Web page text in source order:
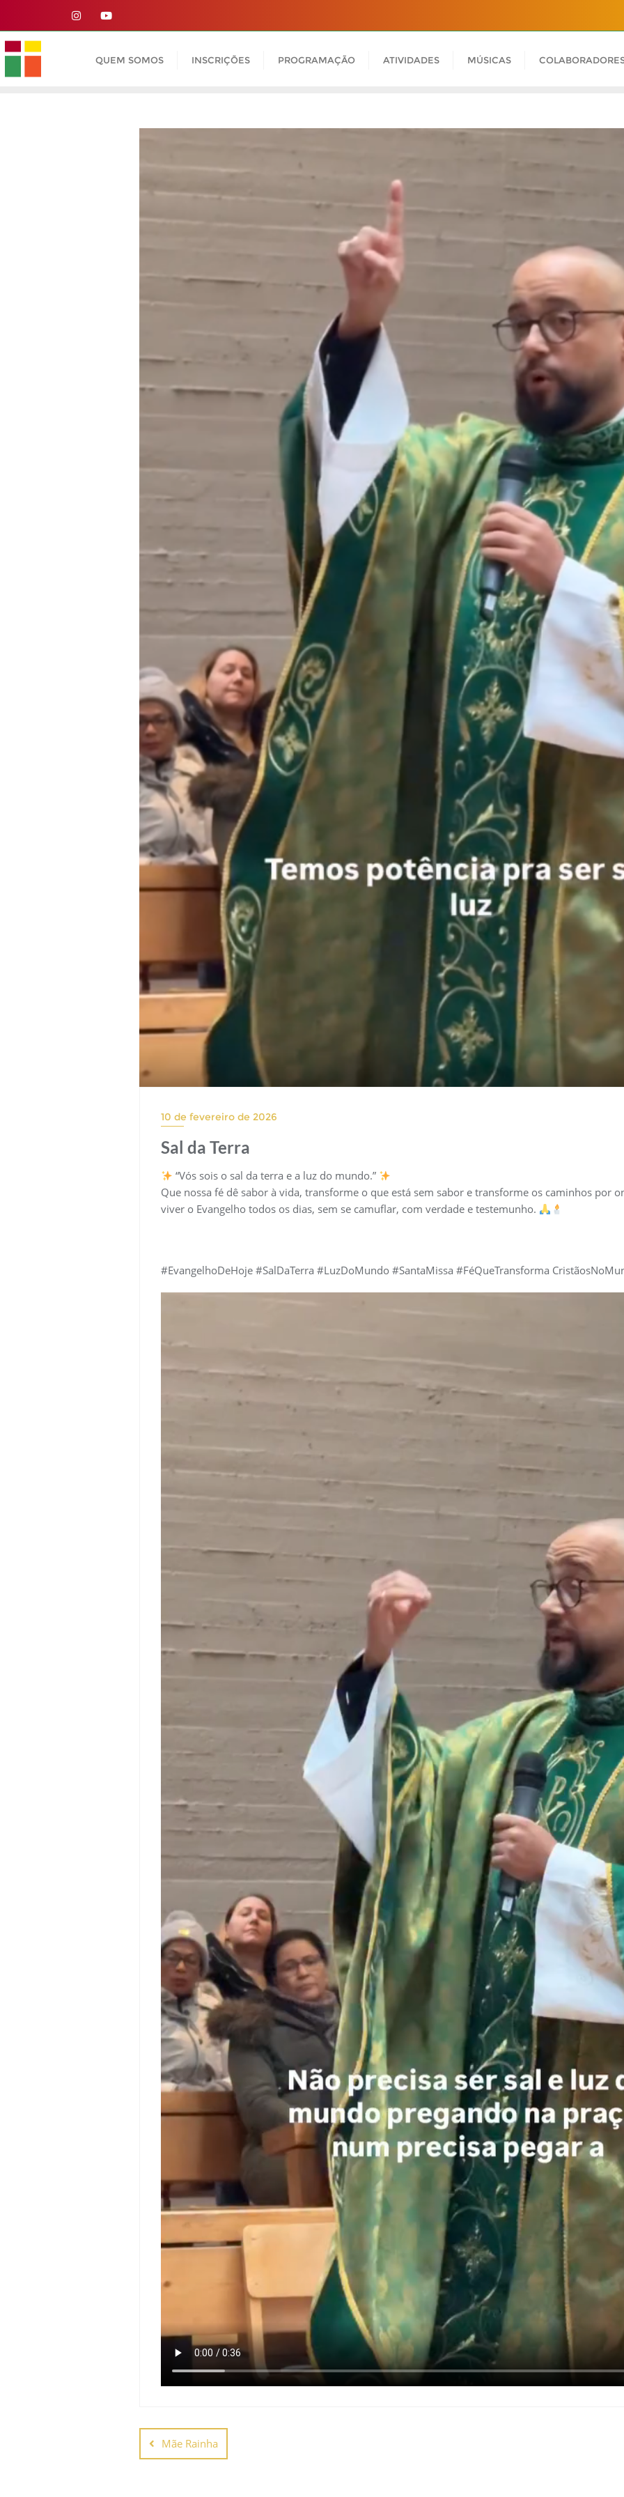
content
QUEM SOMOS INSCRIÇÕES PROGRAMAÇÃO ATIVIDADES MÚSICAS
10 de fevereiro de 2026
Sal da Terra
“Vós sois o sal da terra e a luz do mundo.”
Que nossa fé dê sabor à vida, transforme o que está sem sabor e transforme os caminhos por
viver o Evangelho todos os dias, sem se camuflar, com verdade e testemunho.
#EvangelhoDeHoje #SalDaTerra #LuzDoMundo #SantaMissa #FéQueTransforma
Navegação
deMãe Rainha